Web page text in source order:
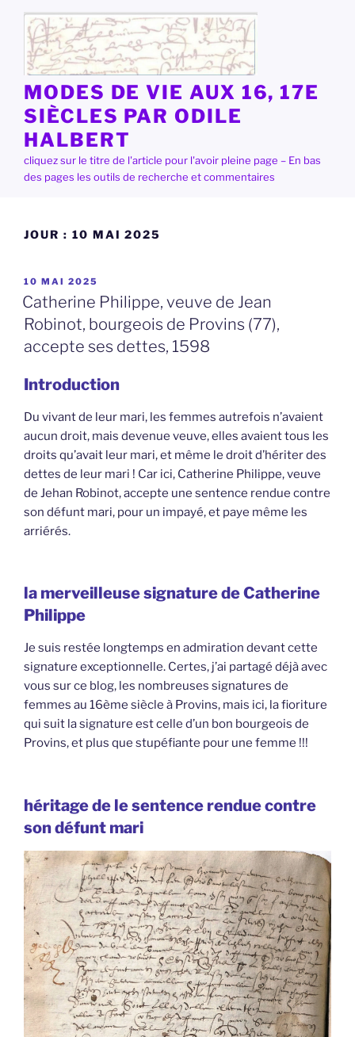
contenu
principal
MODES DE VIE AUX 16, 17E
SIÈCLES PAR ODILE
HALBERT
cliquez sur le titre de l'article pour l'avoir pleine page – En bas
des pages les outils de recherche et commentaires
JOUR : 10 MAI 2025
PUBLIÉ
LE
10 MAI 2025
Catherine Philippe, veuve de Jean
Robinot, bourgeois de Provins (77),
accepte ses dettes, 1598
Introduction
Du vivant de leur mari, les femmes autrefois n’avaient
aucun droit, mais devenue veuve, elles avaient tous les
droits qu’avait leur mari, et même le droit d’hériter des
dettes de leur mari ! Car ici, Catherine Philippe, veuve
de Jehan Robinot, accepte une sentence rendue contre
son défunt mari, pour un impayé, et paye même les
arriérés.
la merveilleuse signature de Catherine
Philippe
Je suis restée longtemps en admiration devant cette
signature exceptionnelle. Certes, j’ai partagé déjà avec
vous sur ce blog, les nombreuses signatures de
femmes au 16ème siècle à Provins, mais ici, la fioriture
qui suit la signature est celle d’un bon bourgeois de
Provins, et plus que stupéfiante pour une femme !!!
héritage de le sentence rendue contre
son défunt mari